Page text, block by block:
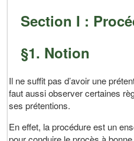
Section I :
§1. Notion
Il ne suffit pas d’avoir une
faut aussi observer certaines
ses prétentions.
En effet, la procédure est un